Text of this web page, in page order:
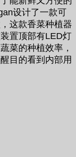
设计了一款可
这款香菜种植器
置顶部有LED灯
菜的种植效率，
目的看到内部用